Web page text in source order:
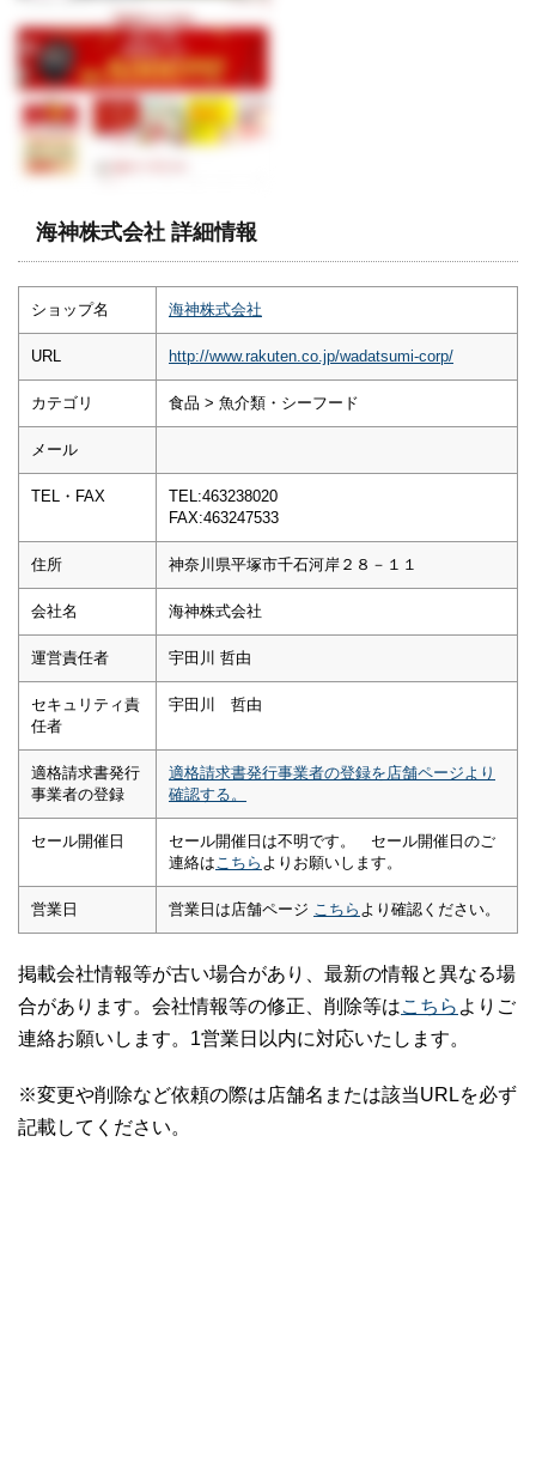
海神株式会社 詳細情報
ショップ名 海神株式会社
URL http://www.rakuten.co.jp/wadatsumi-corp/
カテゴリ 食品 > 魚介類・シーフード
メール
TEL・FAX
TEL:463238020
FAX:463247533
住所 神奈川県平塚市千石河岸２８－１１
会社名 海神株式会社
運営責任者 宇田川 哲由
セキュリティ責
任者
宇田川 哲由
適格請求書発行
事業者の登録
適格請求書発行事業者の登録を店舗ページより
確認する。
セール開催日
セール開催日は不明です。 セール開催日のご
連絡は こちら よりお願いします。
営業日 営業日は店舗ページ こちら より確認ください。
掲載会社情報等が古い場合があり、最新の情報と異なる場
合があります。会社情報等の修正、削除等はこちら よりご
連絡お願いします。1営業日以内に対応いたします。
※変更や削除など依頼の際は店舗名または該当URLを必ず
記載してください。